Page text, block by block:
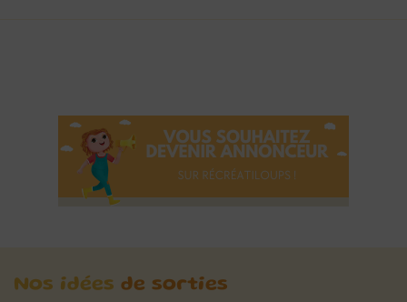
Nos idées de sorties